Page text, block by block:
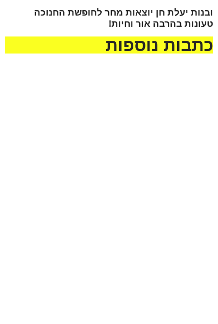
כתבות נוספות
ובנות יעלת חן יוצאות מחר לחופשת החנוכה
טעונות בהרבה אור וחיות!